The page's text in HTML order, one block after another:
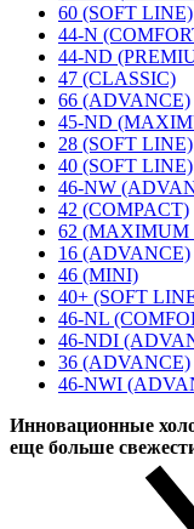
60 (SOFT LINE)
44-N
44-ND
47 (CLASSIC)
66 (ADVANCE)
45-ND
28 (SOFT LINE)
40 (SOFT LINE)
46-NW
42 (COMPACT)
62 (MAXIMUM
16 (ADVANCE)
46 (MINI)
40+ (SOFT
46-NL
46-NDI
36 (ADVANCE)
46-NWI
Инновационные
еще больше